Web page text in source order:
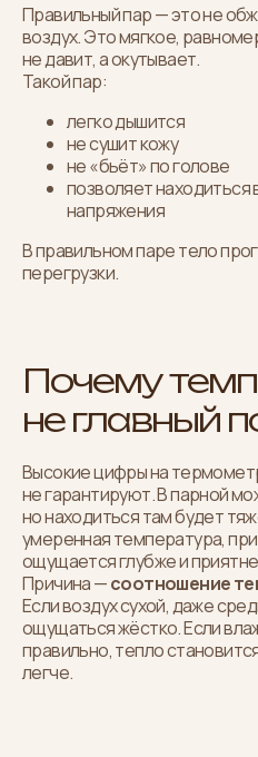
Правильный пар — это не
воздух. Это мягкое,
не давит, а окутывает.
Такой пар:
легко дышится
не сушит кожу
не «бьёт» по голове
позволяет находиться
напряжения
В правильном паре тело
перегрузки.
Почему
не главный
Высокие цифры на
не гарантируют. В парной
но находиться там будет
умеренная температура,
ощущается глубже и
Причина —соотношение
Если воздух сухой, даже
ощущаться жёстко. Если
правильно, тепло
легче.